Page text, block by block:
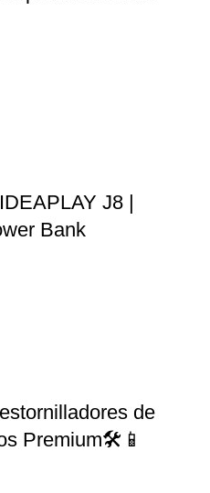
J8 |
Bank
de
Premium🛠️📱